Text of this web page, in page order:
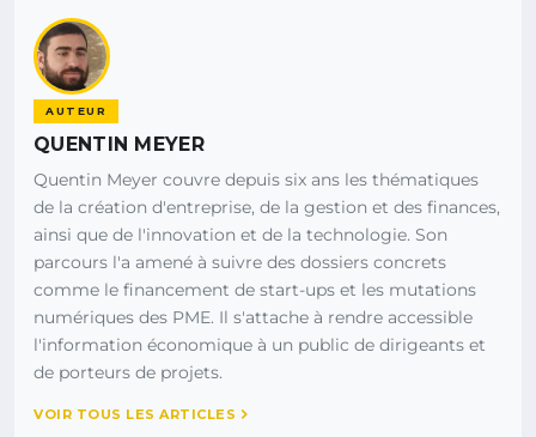
AUTEUR
QUENTIN MEYER
Quentin Meyer couvre depuis six ans les thématiques
de la création d'entreprise, de la gestion et des finances,
ainsi que de l'innovation et de la technologie. Son
parcours l'a amené à suivre des dossiers concrets
comme le financement de start-ups et les mutations
numériques des PME. Il s'attache à rendre accessible
l'information économique à un public de dirigeants et
de porteurs de projets.
VOIR TOUS LES ARTICLES